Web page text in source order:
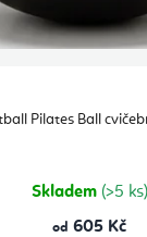
Pilates Ball
Skladem (>5 ks)
od 605 Kč